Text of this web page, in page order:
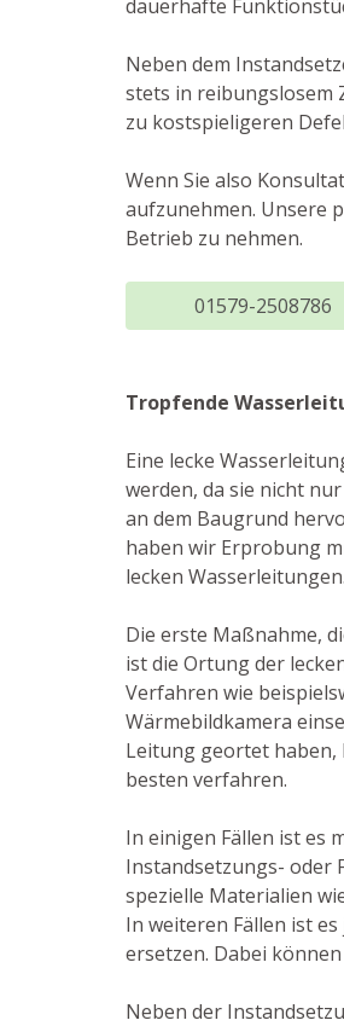
dauerhafte
Neben dem
stets in reibungslosem
zu kostspieligeren
Wenn Sie also
aufzunehmen. Unsere
Betrieb zu nehmen.
01579-2508786
Tropfende
Eine lecke
werden, da sie nicht
an dem Baugrund
haben wir Erprobung
lecken Wasserleitungen.
Die erste Maßnahme,
ist die Ortung der
Verfahren wie
Wärmebildkamera
Leitung geortet haben,
besten verfahren.
In einigen Fällen ist es
Instandsetzungs- oder
spezielle Materialien
In weiteren Fällen ist
ersetzen. Dabei
Neben der